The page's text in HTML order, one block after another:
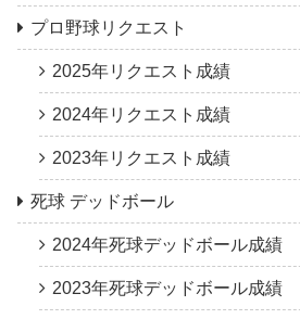
プロ野球リクエスト
2025年リクエスト成績
2024年リクエスト成績
2023年リクエスト成績
死球 デッドボール
2024年死球デッドボール成績
2023年死球デッドボール成績